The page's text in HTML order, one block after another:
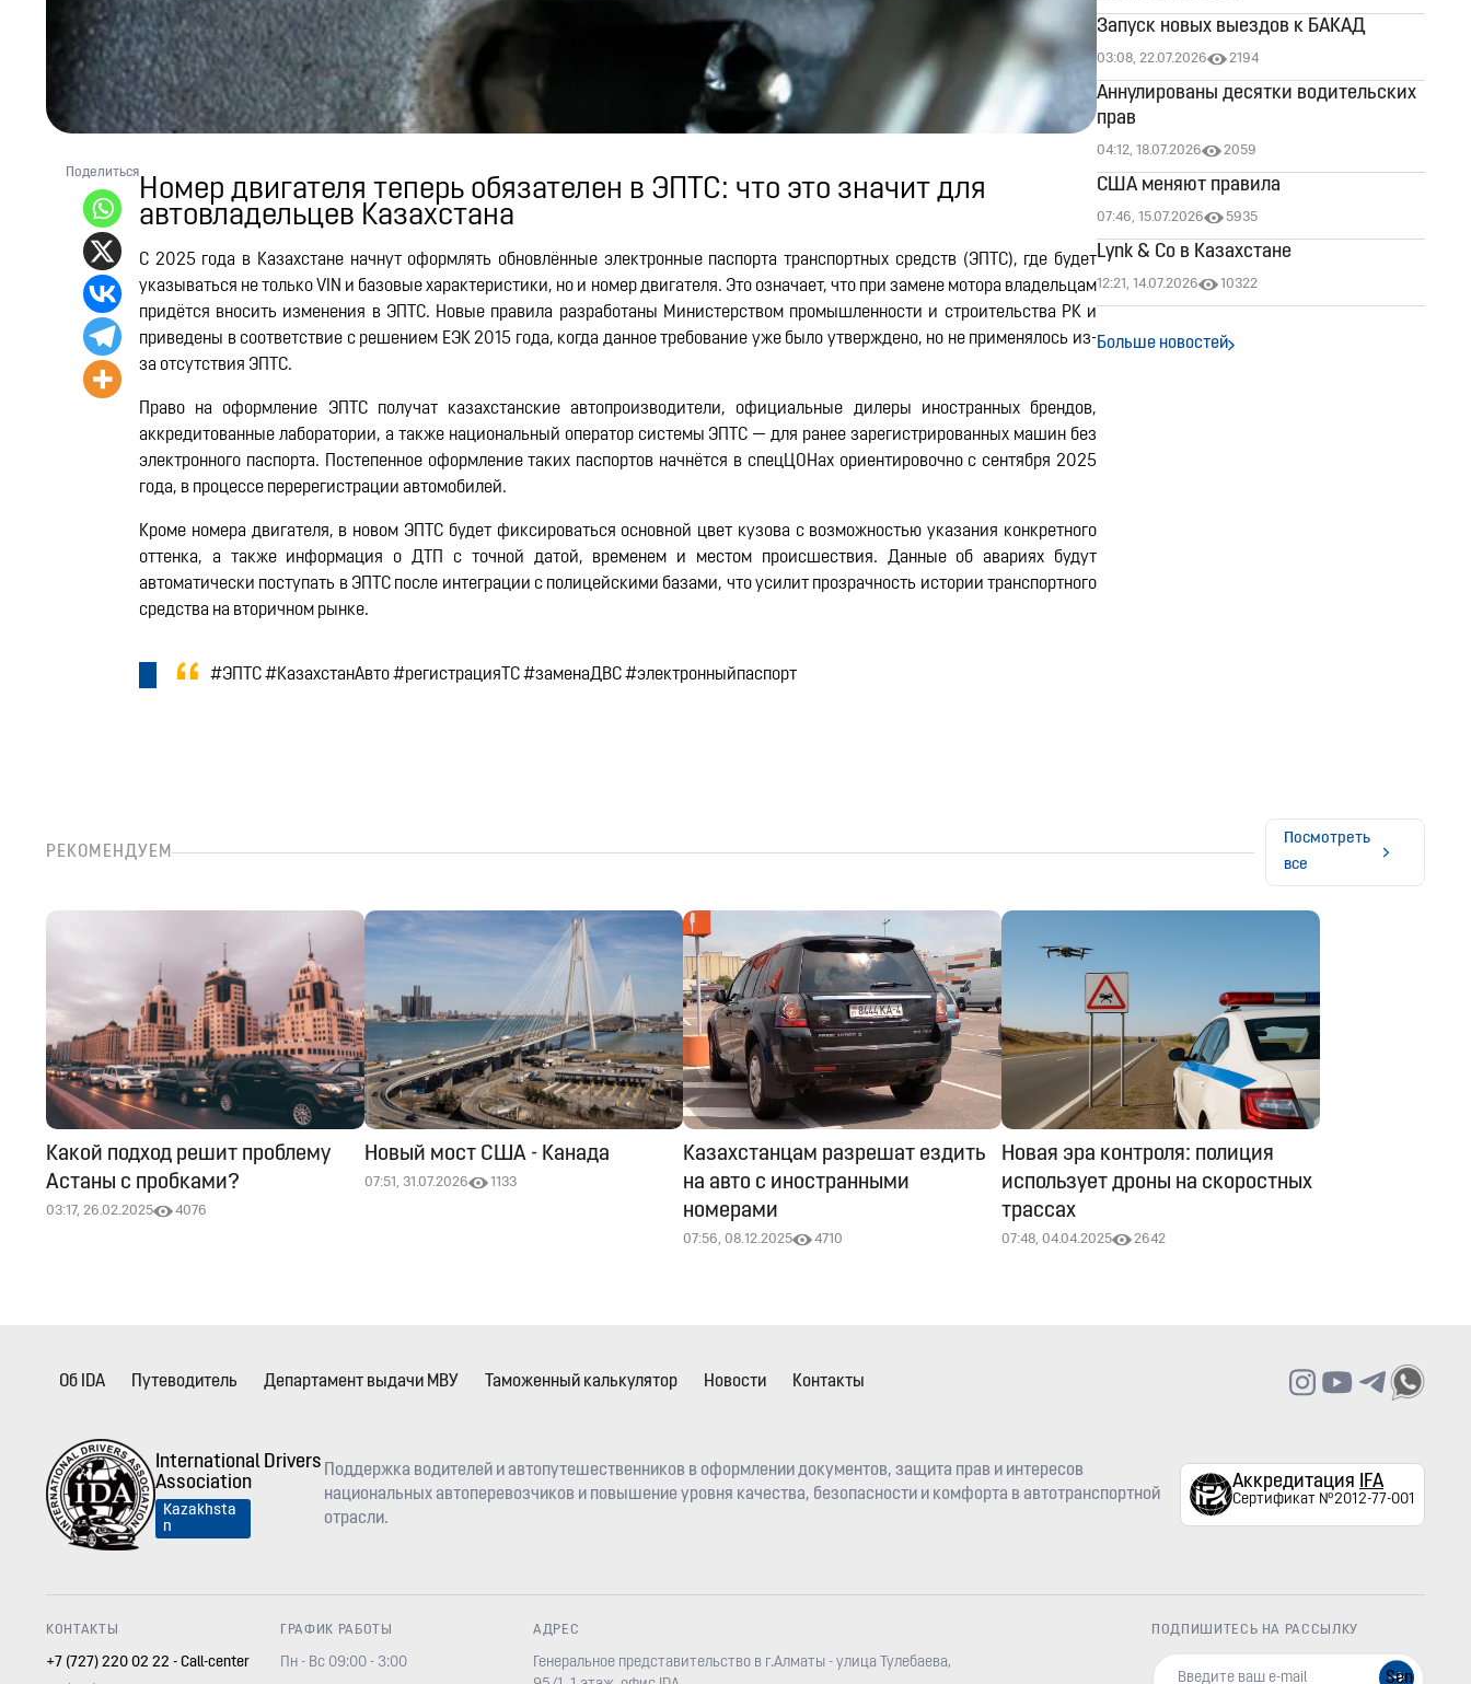
Поделиться
Номер двигателя теперь обязателен в ЭПТС: что это значит для
автовладельцев Казахстана
С 2025 года в Казахстане начнут оформлять обновлённые электронные паспорта транспортных средств (ЭПТС), где будет
указываться не только VIN и базовые характеристики, но и номер двигателя. Это означает, что при замене мотора владельцам
придётся вносить изменения в ЭПТС. Новые правила разработаны Министерством промышленности и строительства РК и
приведены в соответствие с решением ЕЭК 2015 года, когда данное требование уже было утверждено, но не применялось из-
за отсутствия ЭПТС.
Право на оформление ЭПТС получат казахстанские автопроизводители, официальные дилеры иностранных брендов,
аккредитованные лаборатории, а также национальный оператор системы ЭПТС — для ранее зарегистрированных машин без
электронного паспорта. Постепенное оформление таких паспортов начнётся в спецЦОНах ориентировочно с сентября 2025
года, в процессе перерегистрации автомобилей.
Кроме номера двигателя, в новом ЭПТС будет фиксироваться основной цвет кузова с возможностью указания конкретного
оттенка, а также информация о ДТП с точной датой, временем и местом происшествия. Данные об авариях будут
автоматически поступать в ЭПТС после интеграции с полицейскими базами, что усилит прозрачность истории транспортного
средства на вторичном рынке.
#ЭПТС #КазахстанАвто #регистрацияТС #заменаДВС #электронныйпаспорт
Запуск новых выездов к БАКАД
03:08, 22.07.2026 2194
Аннулированы десятки водительских
прав
04:12, 18.07.2026 2059
США меняют правила
07:46, 15.07.2026 5935
Lynk & Co в Казахстане
12:21, 14.07.2026 10322
Больше новостей
РЕКОМЕНДУЕМ
Посмотреть
все
Какой подход решит проблему
Астаны с пробками?
03:17, 26.02.2025 4076
Новый мост США - Канада
07:51, 31.07.2026 1133
Казахстанцам разрешат ездить
на авто с иностранными
номерами
07:56, 08.12.2025 4710
Новая эра контроля: полиция
использует дроны на скоростных
трассах
07:48, 04.04.2025 2642
Об IDA Путеводитель Департамент выдачи МВУ Таможенный калькулятор Новости Контакты
International Drivers
Association
Kazakhsta
n
Поддержка водителей и автопутешественников в оформлении документов, защита прав и интересов
национальных автоперевозчиков и повышение уровня качества, безопасности и комфорта в автотранспортной
отрасли.
Аккредитация IFA
Сертификат №2012-77-001
КОНТАКТЫ
+7 (727) 220 02 22 - Call-center
ГРАФИК РАБОТЫ
Пн - Вс 09:00 - 3:00
АДРЕС
Генеральное представительство в г.Алматы - улица Тулебаева,
ПОДПИШИТЕСЬ НА РАССЫЛКУ